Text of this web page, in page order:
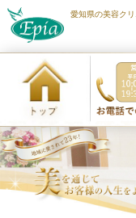
愛知県の美容ク